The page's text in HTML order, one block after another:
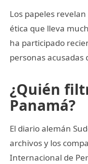
Los papeles
ética que lleva
ha participado
personas acusadas
¿Quién
Panamá?
El diario alemán
archivos y los
Internacional de